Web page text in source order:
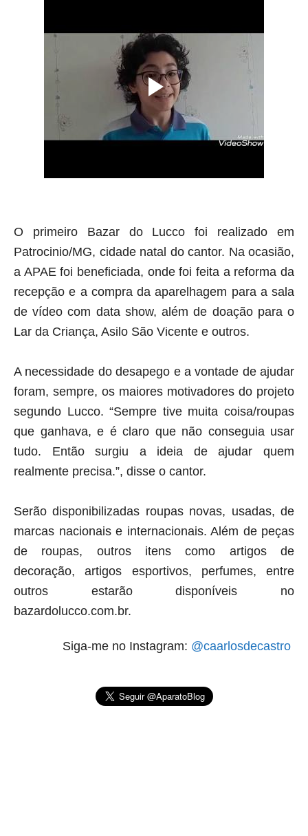
O primeiro Bazar do Lucco foi realizado em
Patrocinio/MG, cidade natal do cantor. Na ocasião,
a APAE foi beneficiada, onde foi feita a reforma da
recepção e a compra da aparelhagem para a sala
de vídeo com data show, além de doação para o
Lar da Criança, Asilo São Vicente e outros.
A necessidade do desapego e a vontade de ajudar
foram, sempre, os maiores motivadores do projeto
segundo Lucco. “Sempre tive muita coisa/roupas
que ganhava, e é claro que não conseguia usar
tudo. Então surgiu a ideia de ajudar quem
realmente precisa.”, disse o cantor.
Serão disponibilizadas roupas novas, usadas, de
marcas nacionais e internacionais. Além de peças
de roupas, outros itens como artigos de
decoração, artigos esportivos, perfumes, entre
outros estarão disponíveis no
bazardolucco.com.br.
Siga-me no Instagram: @caarlosdecastro